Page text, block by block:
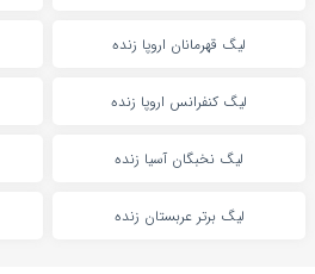
لیگ قهرمانان اروپا زنده
لیگ کنفرانس اروپا زنده
لیگ نخبگان آسیا زنده
لیگ برتر عربستان زنده